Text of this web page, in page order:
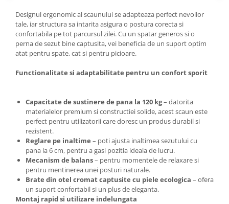
Designul ergonomic al scaunului se adapteaza perfect nevoilor
tale, iar structura sa intarita asigura o postura corecta si
confortabila pe tot parcursul zilei. Cu un spatar generos si o
perna de sezut bine captusita, vei beneficia de un suport optim
atat pentru spate, cat si pentru picioare.
Functionalitate si adaptabilitate pentru un confort sporit
Capacitate de sustinere de pana la 120 kg– datorita
materialelor premium si constructiei solide, acest scaun este
perfect pentru utilizatorii care doresc un produs durabil si
rezistent.
Reglare pe inaltime – poti ajusta inaltimea sezutului cu
pana la 6 cm, pentru a gasi pozitia ideala de lucru.
Mecanism de balans– pentru momentele de relaxare si
pentru mentinerea unei posturi naturale.
Brate din otel cromat captusite cu piele ecologica – ofera
un suport confortabil si un plus de eleganta.
Montaj rapid si utilizare indelungata